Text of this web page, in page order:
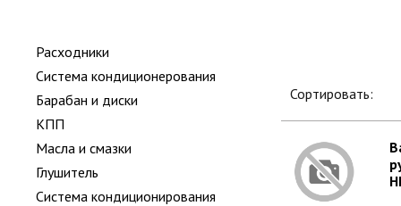
Расходники
Система кондиционерования
Барабан и диски
КПП
Масла и смазки
Глушитель
Система кондиционирования
Сортировать: